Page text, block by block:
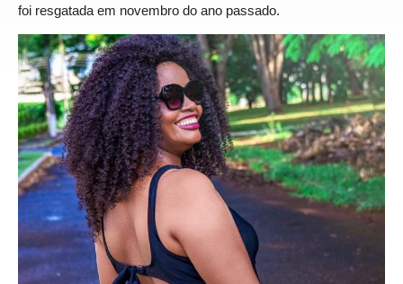
foi resgatada em novembro do ano passado.